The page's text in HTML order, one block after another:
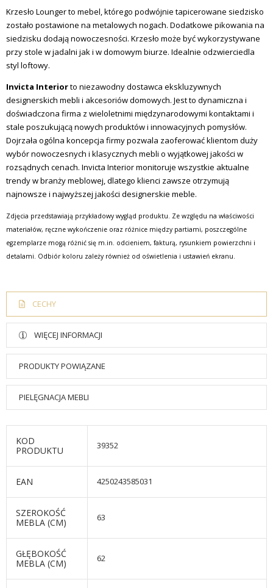
Krzesło Lounger to mebel, którego podwójnie tapicerowane siedzisko
zostało postawione na metalowych nogach. Dodatkowe pikowania na
siedzisku dodają nowoczesności. Krzesło może być wykorzystywane
przy stole w jadalni jak i w domowym biurze. Idealnie odzwierciedla
styl loftowy.
Invicta Interiorto niezawodny dostawca ekskluzywnych
designerskich mebli i akcesoriów domowych. Jest to dynamiczna i
doświadczona firma z wieloletnimi międzynarodowymi kontaktami i
stale poszukującą nowych produktów i innowacyjnych pomysłów.
Dojrzała ogólna koncepcja firmy pozwala zaoferować klientom duży
wybór nowoczesnych i klasycznych mebli o wyjątkowej jakości w
rozsądnych cenach. Invicta Interior monitoruje wszystkie aktualne
trendy w branży meblowej, dlatego klienci zawsze otrzymują
najnowsze i najwyższej jakości designerskie meble.
Zdjęcia przedstawiają przykładowy wygląd produktu. Ze względu na właściwości
materiałów, ręczne wykończenie oraz różnice między partiami, poszczególne
egzemplarze mogą różnić się m.in. odcieniem, fakturą, rysunkiem powierzchni i
detalami. Odbiór koloru zależy również od oświetlenia i ustawień ekranu.
CECHY
WIĘCEJ INFORMACJI
PRODUKTY POWIĄZANE
PIELĘGNACJA MEBLI
KOD
PRODUKTU
39352
EAN 4250243585031
SZEROKOŚĆ
MEBLA (CM)
63
GŁĘBOKOŚĆ
MEBLA (CM)
62